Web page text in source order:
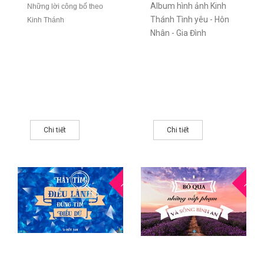
Những lời công bố theo
Kinh Thánh
Chi tiết
Album hình ảnh Kinh
Thánh Tình yêu - Hôn
Nhân - Gia Đình
Chi tiết
25
THG5 THG5